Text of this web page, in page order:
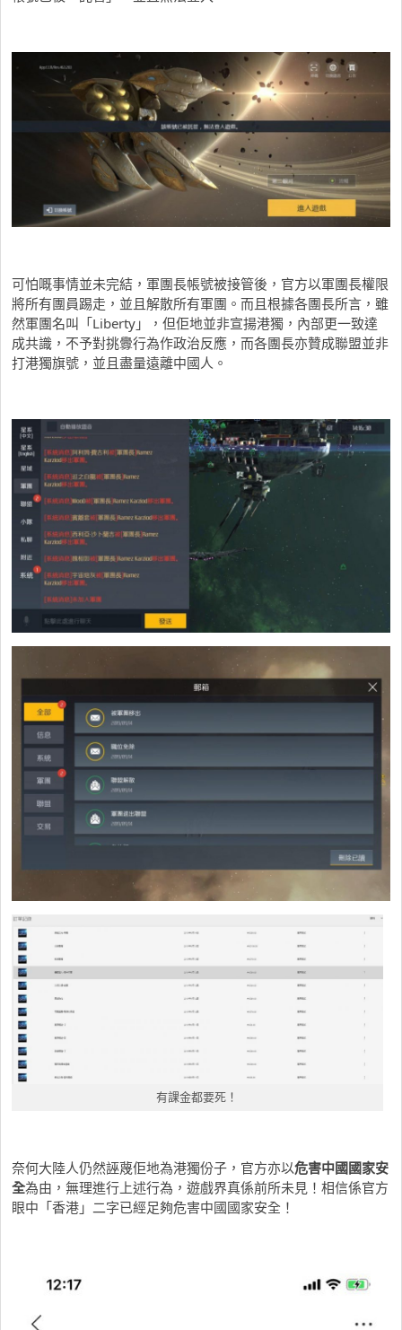
可怕嘅事情並未完結，軍團長帳號被接管後，官方以軍團長權限
將所有團員踢走，並且解散所有軍團。而且根據各團長所言，雖
然軍團名叫「Liberty」，但佢地並非宣揚港獨，內部更一致達
成共識，不予對挑釁行為作政治反應，而各團長亦贊成聯盟並非
打港獨旗號，並且盡量遠離中國人。
有課金都要死！
奈何大陸人仍然誣蔑佢地為港獨份子，官方亦以危害中國國家安
全為由，無理進行上述行為，遊戲界真係前所未見！相信係官方
眼中「香港」二字已經足夠危害中國國家安全！